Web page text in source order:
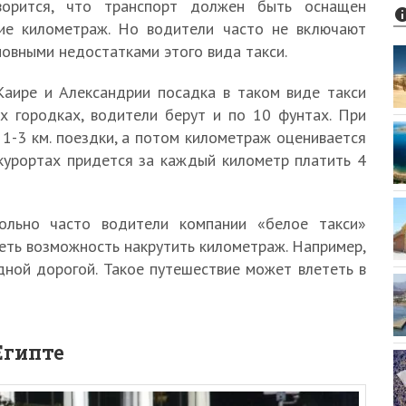
что транспорт должен быть оснащен
километраж. Но водители часто не включают
недостатками этого вида такси.
и Александрии посадка в таком виде такси
городках, водители берут и по 10 фунтах. При
3 км. поездки, а потом километраж оценивается
придется за каждый километр платить 4
часто водители компании «белое такси»
возможность накрутить километраж. Например,
дорогой. Такое путешествие может влететь в